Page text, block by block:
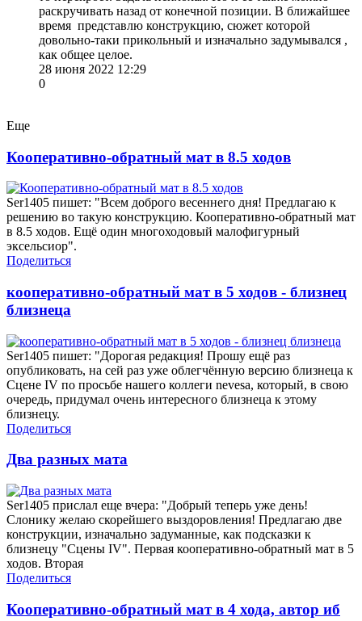
раскручивать назад от конечной позиции. В ближайшее
время представлю конструкцию, сюжет которой
довольно-таки прикольный и изначально задумывался ,
как общее целое.
28 июня 2022 12:29
0
Еще
Кооперативно-обратный мат в 8.5 ходов
Ser1405 пишет: "Всем доброго весеннего дня! Предлагаю к
решению во такую конструкцию. Кооперативно-обратный мат
в 8.5 ходов. Ещё один многоходовый малофигурный
эксельсиор".
Поделиться
кооперативно-обратный мат в 5 ходов - близнец
близнеца
Ser1405 пишет: "Дорогая редакция! Прошу ещё раз
опубликовать, на сей раз уже облегчённую версию близнеца к
Сцене IV по просьбе нашего коллеги nevesa, который, в свою
очередь, придумал очень интересного близнеца к этому
близнецу.
Поделиться
Два разных мата
Ser1405 прислал еще вчера: "Добрый теперь уже день!
Слонику желаю скорейшего выздоровления! Предлагаю две
конструкции, изначально задуманные, как подсказки к
близнецу "Сцены IV". Первая кооперативно-обратный мат в 5
ходов. Вторая
Поделиться
Кооперативно-обратный мат в 4 хода, автор иб